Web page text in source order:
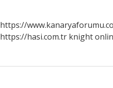
https://
https://hasi.com.tr knight